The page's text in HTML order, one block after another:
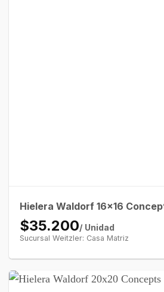
Hielera Waldorf 16×16
$35.200/ Unidad
Sucursal Weitzler: Casa Matriz